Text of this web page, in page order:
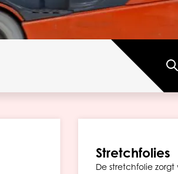
Stretchfolies
De stretchfolie zorgt